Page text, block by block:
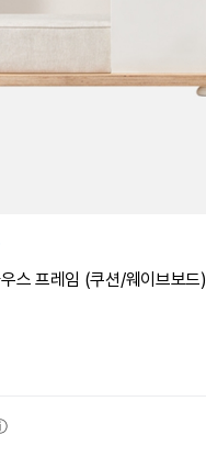
스 프레임 (쿠션/웨이브보드)